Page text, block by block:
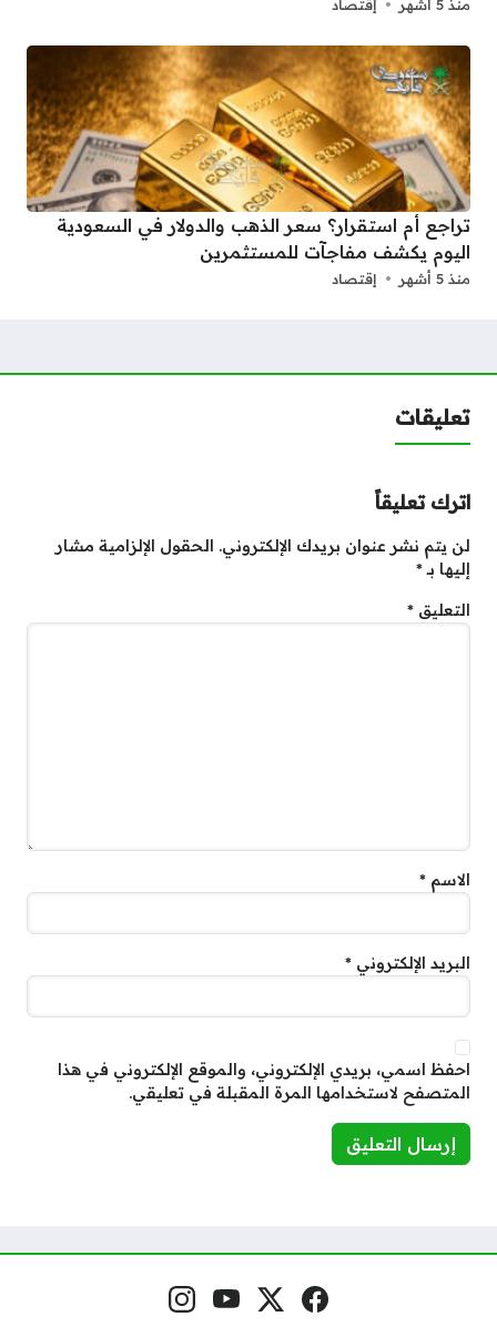
منذ 5 أشهر إقتصاد
تراجع أم استقرار؟ سعر الذهب والدولار في السعودية
اليوم يكشف مفاجآت للمستثمرين
منذ 5 أشهر إقتصاد
تعليقات
اترك تعليقاً
لن يتم نشر عنوان بريدك الإلكتروني. الحقول الإلزامية مشار
إليها بـ*
التعليق *
الاسم *
البريد الإلكتروني *
احفظ اسمي، بريدي الإلكتروني، والموقع الإلكتروني في هذا
المتصفح لاستخدامها المرة المقبلة في تعليقي.
مواقع التواصل فيسبوكمنصة إكس
يوتيوبإنستغرام